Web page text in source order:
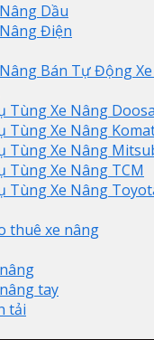
Dầu
Điện
Bán Tự Động
Tùng Xe Nâng
Tùng Xe Nâng
Tùng Xe Nâng
Tùng Xe Nâng TCM
Tùng Xe Nâng
thuê xe nâng
tay
tải